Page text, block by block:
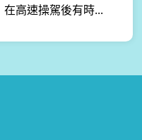
高速操駕後有時...